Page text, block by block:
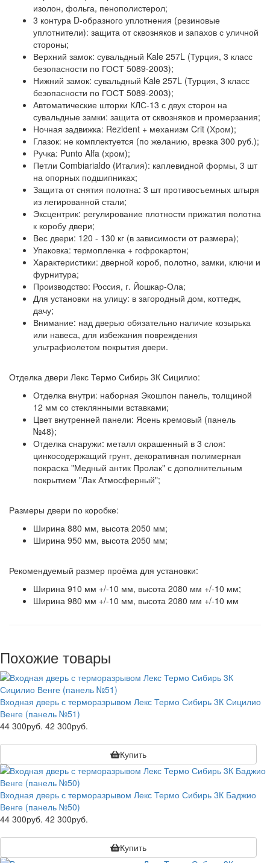
изолон, фольга, пенополистерол;
3 контура D-образного уплотнения (резиновые
уплотнители): защита от сквозняков и запахов с уличной
стороны;
Верхний замок: сувальдный Kale 257L (Турция, 3 класс
безопасности по ГОСТ 5089-2003);
Нижний замок: сувальдный Kale 257L (Турция, 3 класс
безопасности по ГОСТ 5089-2003);
Автоматические шторки КЛС-13 с двух сторон на
сувальдные замки: защита от сквозняков и промерзания;
Ночная задвижка: Rezident + механизм Crit (Хром);
Глазок: не комплектуется (по желанию, врезка 300 руб.);
Ручка: Punto Alfa (хром);
Петли Combiarialdo (Италия): каплевидной формы, 3 шт
на опорных подшипниках;
Защита от снятия полотна: 3 шт противосъемных штыря
из легированной стали;
Эксцентрик: регулирование плотности прижатия полотна
к коробу двери;
Вес двери: 120 - 130 кг (в зависимости от размера);
Упаковка: термопленка + гофрокартон;
Характеристики: дверной короб, полотно, замки, ключи и
фурнитура;
Производство: Россия, г. Йошкар-Ола;
Для установки на улицу: в загородный дом, коттедж,
дачу;
Внимание: над дверью обязательно наличие козырька
или навеса, для избежания повреждения
ультрафиолетом покрытия двери.
Отделка двери Лекс Термо Сибирь 3К Сицилио:
Отделка внутри: наборная Экошпон панель, толщиной
12 мм со стеклянными вставками;
Цвет внутренней панели: Ясень кремовый (панель
№48);
Отделка снаружи: металл окрашенный в 3 слоя:
цинкосодержащий грунт, декоративная полимерная
покраска "Медный антик Пролак" с дополнительным
покрытием "Лак Атмосферный";
Размеры двери по коробке:
Ширина 880 мм, высота 2050 мм;
Ширина 950 мм, высота 2050 мм;
Рекомендуемый размер проёма для установки:
Ширина 910 мм +/-10 мм, высота 2080 мм +/-10 мм;
Ширина 980 мм +/-10 мм, высота 2080 мм +/-10 мм
Похожие товары
Входная дверь с терморазрывом Лекс Термо Сибирь 3К Сицилио
Венге (панель №51)
44 300руб. 42 300руб.
Купить
Входная дверь с терморазрывом Лекс Термо Сибирь 3К Баджио
Венге (панель №50)
44 300руб. 42 300руб.
Купить